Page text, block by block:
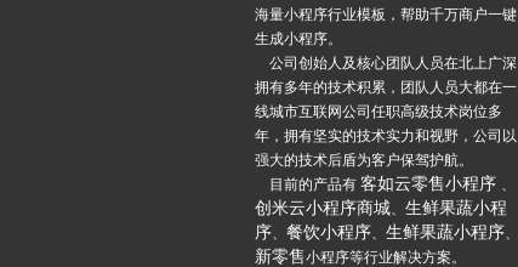
海量小程序行业模板，帮助千万商户一键
生成小程序。
公司创始人及核心团队人员在北上广深
拥有多年的技术积累，团队人员大都在一
线城市互联网公司任职高级技术岗位多
年，拥有坚实的技术实力和视野，公司以
强大的技术后盾为客户保驾护航。
目前的产品有 客如云零售小程序 、
创米云小程序商城、 生鲜果蔬小程
序、 餐饮小程序、 生鲜果蔬小程序、
新零售小程序等行业解决方案。